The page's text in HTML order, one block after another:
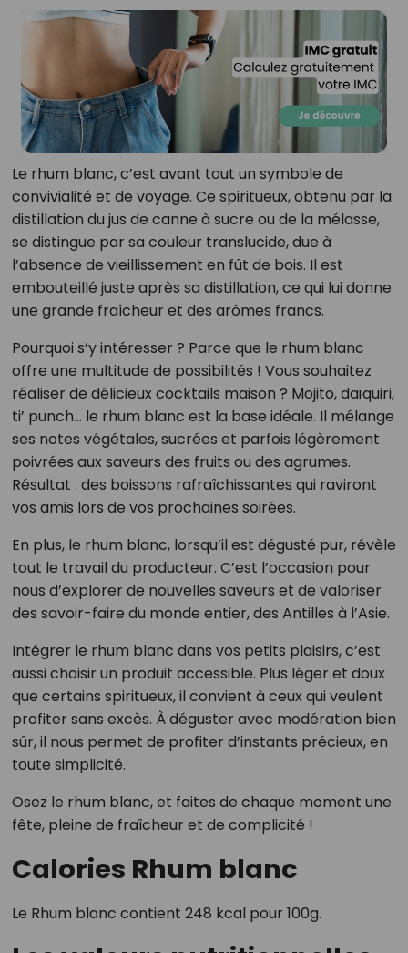
Le rhum blanc, c’est avant tout un symbole de
convivialité et de voyage. Ce spiritueux, obtenu par la
distillation du jus de canne à sucre ou de la mélasse,
se distingue par sa couleur translucide, due à
l’absence de vieillissement en fût de bois. Il est
embouteillé juste après sa distillation, ce qui lui donne
une grande fraîcheur et des arômes francs.
Pourquoi s’y intéresser ? Parce que le rhum blanc
offre une multitude de possibilités ! Vous souhaitez
réaliser de délicieux cocktails maison ? Mojito, daïquiri,
ti’ punch… le rhum blanc est la base idéale. Il mélange
ses notes végétales, sucrées et parfois légèrement
poivrées aux saveurs des fruits ou des agrumes.
Résultat : des boissons rafraîchissantes qui raviront
vos amis lors de vos prochaines soirées.
En plus, le rhum blanc, lorsqu’il est dégusté pur, révèle
tout le travail du producteur. C’est l’occasion pour
nous d’explorer de nouvelles saveurs et de valoriser
des savoir-faire du monde entier, des Antilles à l’Asie.
Intégrer le rhum blanc dans vos petits plaisirs, c’est
aussi choisir un produit accessible. Plus léger et doux
que certains spiritueux, il convient à ceux qui veulent
profiter sans excès. À déguster avec modération bien
sûr, il nous permet de profiter d’instants précieux, en
toute simplicité.
Osez le rhum blanc, et faites de chaque moment une
fête, pleine de fraîcheur et de complicité !
Calories Rhum blanc
Le Rhum blanc contient 248 kcal pour 100g.